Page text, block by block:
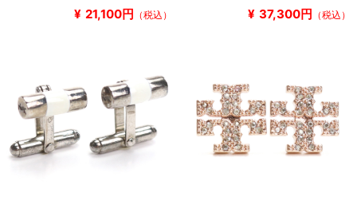
¥ 21,100円 （税込） ¥ 37,300円 （税込）